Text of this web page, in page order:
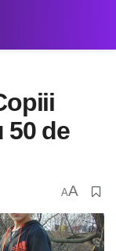
50 de
AA